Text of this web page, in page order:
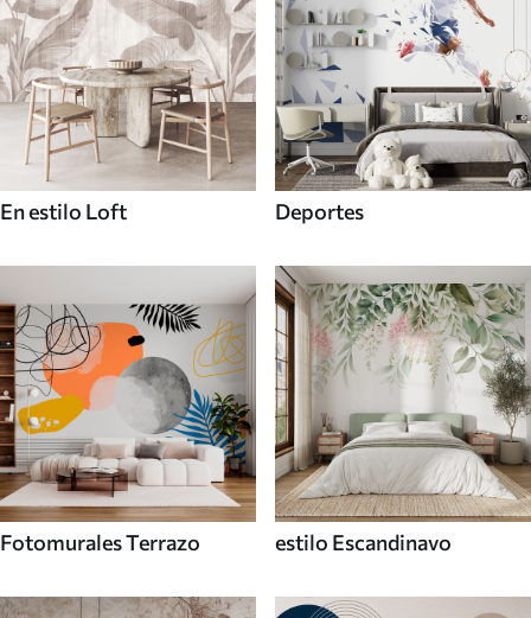
En estilo Loft Deportes
Fotomurales Terrazo estilo Escandinavo